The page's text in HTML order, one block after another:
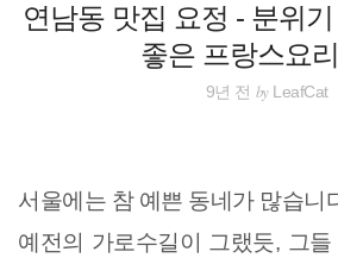
연남동 맛집 요정 - 분위기
좋은 프랑스요
9년 전 byLeafCat
서울에는 참 예쁜 동네가 많습니
예전의 가로수길이 그랬듯, 그
Spring Boot